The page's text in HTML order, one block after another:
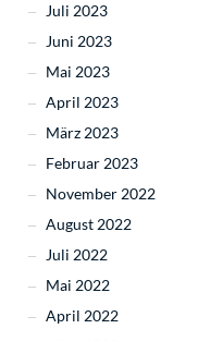
Juli 2023
Juni 2023
Mai 2023
April 2023
März 2023
Februar 2023
November 2022
August 2022
Juli 2022
Mai 2022
April 2022